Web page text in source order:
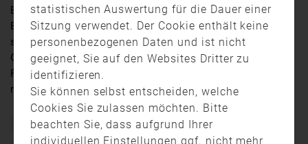
Ein hoher Sachschaden und ein unbewohnbares
Einfamilienhaus waren die Bilanz eines Brandes vom
späten Sonntagvormittag (13. November) im Hofer
Ortsteil Jägersruh. Zwei Bewohner erlitten leichte
Rauchgasvergiftungen. Die Schadenshöhe wurde auf
rund 100.000 Euro beziffert.
Brand Feuer Hilfe Jägersruh Oberfranken
statistischen Auswertung für die Dauer einer
Sitzung verwendet. Der Cookie enthält keine
personenbezogenen Daten und ist nicht
geeignet, Sie auf den Websites Dritter zu
identifizieren.
Sie können selbst entscheiden, welche
Cookies Sie zulassen möchten. Bitte
beachten Sie, dass aufgrund Ihrer
individuellen Einstellungen ggf. nicht mehr